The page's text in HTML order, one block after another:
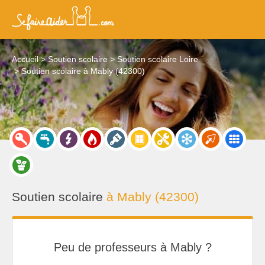
Accueil Soutien scolaire
Soutien scolaire Loire
Soutien scolaire à Mably (42300)
Soutien scolaire à Mably (42300)
Peu de professeurs à Mably ?